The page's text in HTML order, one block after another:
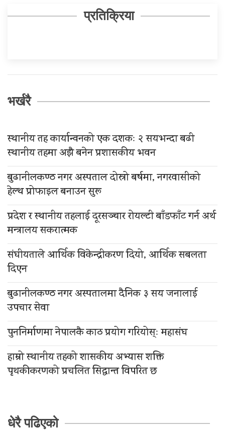
प्रतिक्रिया
भर्खरै
स्थानीय तह कार्यान्वनको एक दशकः २ सयभन्दा बढी
स्थानीय तहमा अझै बनेन प्रशासकीय भवन
बुढानीलकण्ठ नगर अस्पताल दोस्रो बर्षमा, नगरवासीको
हेल्थ प्रोफाइल बनाउन सुरू
प्रदेश र स्थानीय तहलाई दूरसञ्चार रोयल्टी बाँडफाँट गर्न अर्थ
मन्त्रालय सकरात्मक
संघीयताले आर्थिक विकेन्द्रीकरण दियो, आर्थिक सबलता
दिएन
बुढानीलकण्ठ नगर अस्पतालमा दैनिक ३ सय जनालाई
उपचार सेवा
पुननिर्माणमा नेपालकै काठ प्रयोग गरियोस्ः महासंघ
हाम्रो स्थानीय तहको शासकीय अभ्यास शक्ति
पृथकीकरणको प्रचलित सिद्धान्त विपरित छ
धेरै पढिएको